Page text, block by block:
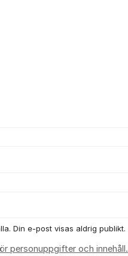
Din e-post visas aldrig publikt.
personuppgifter och innehåll.